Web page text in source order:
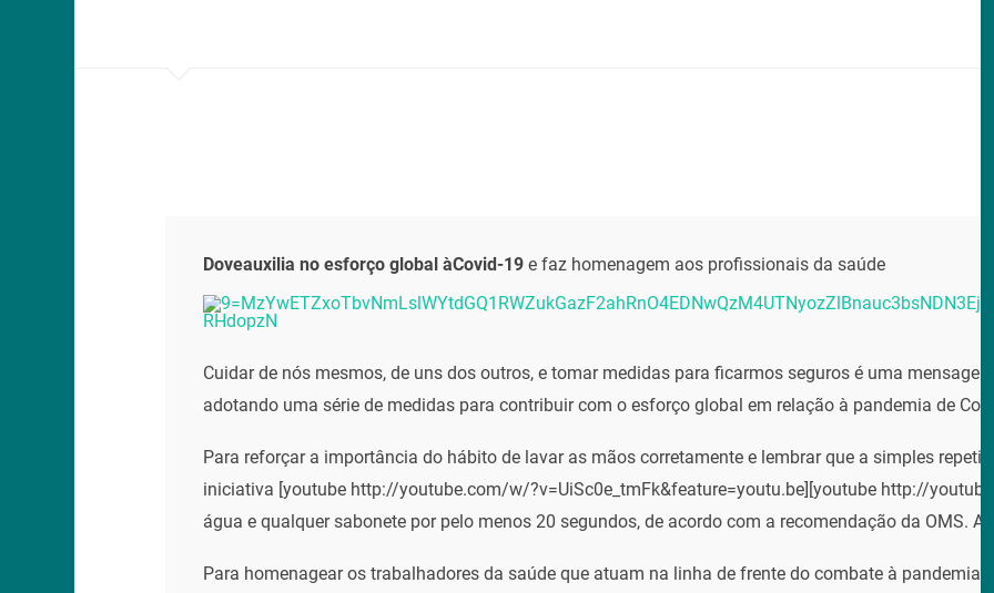
Doveauxilia no esforço global àCovid-19e faz homenagem aos profissionais da saúde
Cuidar de nós mesmos, de uns dos outros, e tomar medidas para ficarmos seguros é uma
adotando uma série de medidas para contribuir com o esforço global em relação à pandemia de
Para reforçar a importância do hábito de lavar as mãos corretamente e lembrar que a simples
iniciativa [youtube http://youtube.com/w/?v=UiSc0e_tmFk&feature=youtu.be][youtube http://
água e qualquer sabonete por pelo menos 20 segundos, de acordo com a recomendação da OMS.
Para homenagear os trabalhadores da saúde que atuam na linha de frente do combate à